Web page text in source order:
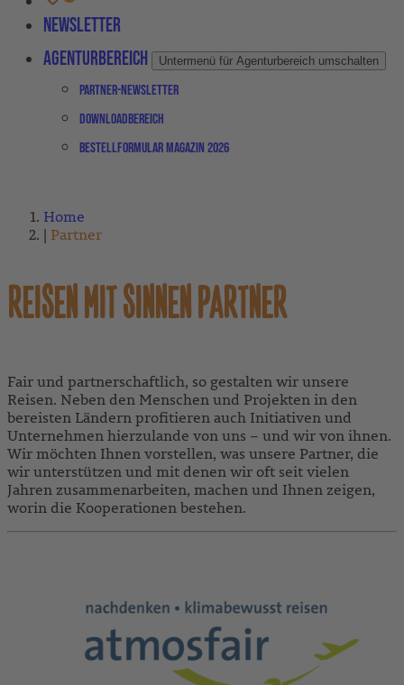
Newsletter
Agenturbereich
Untermenü für Agenturbereich umschalten
Partner-Newsletter
Downloadbereich
Bestellformular Magazin 2026
Home
Partner
REISEN MIT SINNEN PARTNER
Fair und partnerschaftlich, so gestalten wir unsere
Reisen. Neben den Menschen und Projekten in den
bereisten Ländern profitieren auch Initiativen und
Unternehmen hierzulande von uns – und wir von ihnen.
Wir möchten Ihnen vorstellen, was unsere Partner, die
wir unterstützen und mit denen wir oft seit vielen
Jahren zusammenarbeiten, machen und Ihnen zeigen,
worin die Kooperationen bestehen.